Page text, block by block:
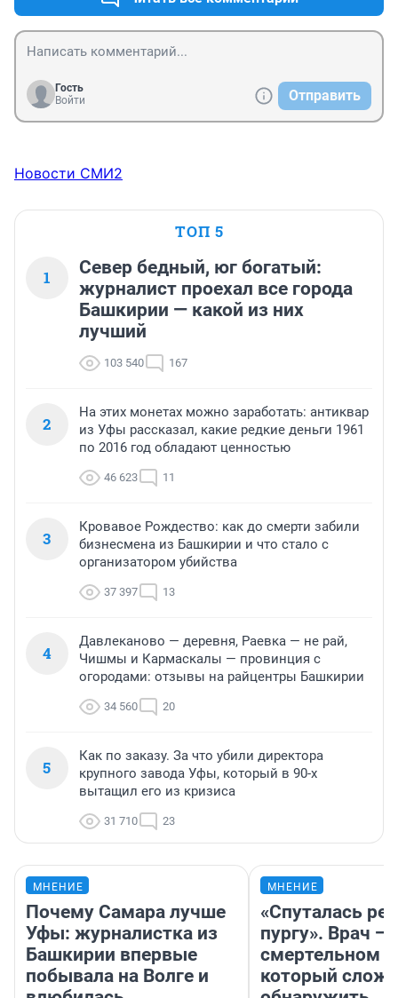
Гость
Войти
Отправить
Новости СМИ2
ТОП 5
1
Север бедный, юг богатый:
журналист проехал все города
Башкирии — какой из них
лучший
103 540 167
2
На этих монетах можно заработать: антиквар
из Уфы рассказал, какие редкие деньги 1961
по 2016 год обладают ценностью
46 623 11
3
Кровавое Рождество: как до смерти забили
бизнесмена из Башкирии и что стало с
организатором убийства
37 397 13
4
Давлеканово — деревня, Раевка — не рай,
Чишмы и Кармаскалы — провинция с
огородами: отзывы на райцентры Башкирии
34 560 20
5
Как по заказу. За что убили директора
крупного завода Уфы, который в 90-х
вытащил его из кризиса
31 710 23
МНЕНИЕ
Почему Самара лучше
Уфы: журналистка из
Башкирии впервые
побывала на Волге и
МНЕНИЕ
«Спуталась
пургу». Врач —
смертельном
который